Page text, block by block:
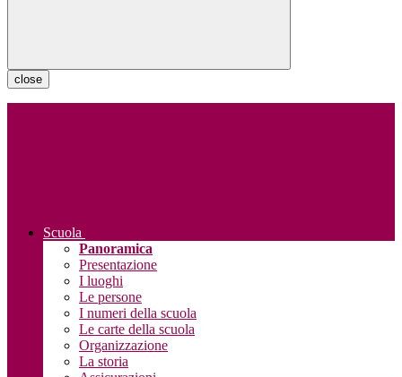
close
Scuola
Panoramica
Presentazione
I luoghi
Le persone
I numeri della scuola
Le carte della scuola
Organizzazione
La storia